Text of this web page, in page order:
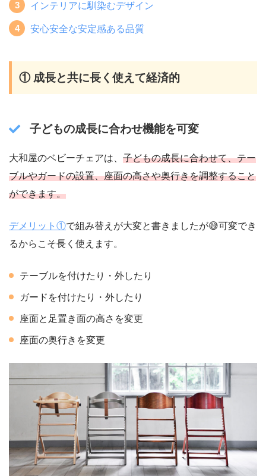
インテリアに馴染むデザイン
安心安全な安定感ある品質
① 成長と共に長く使えて経済的
子どもの成長に合わせ機能を可変
大和屋のベビーチェアは、 子どもの成長に合わせて、テー
ブルやガードの設置、座面の高さや奥行きを調整すること
ができます。
デメリット①で組み替えが大変と書きましたが😅可変でき
るからこそ長く使えます。
テーブルを付けたり・外したり
ガードを付けたり・外したり
座面と足置き面の高さを変更
座面の奥行きを変更